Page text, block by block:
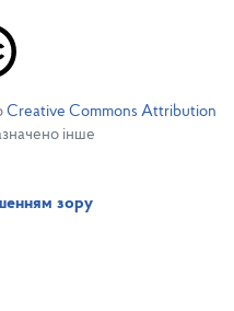
Creative Commons Attribution
інше
зору